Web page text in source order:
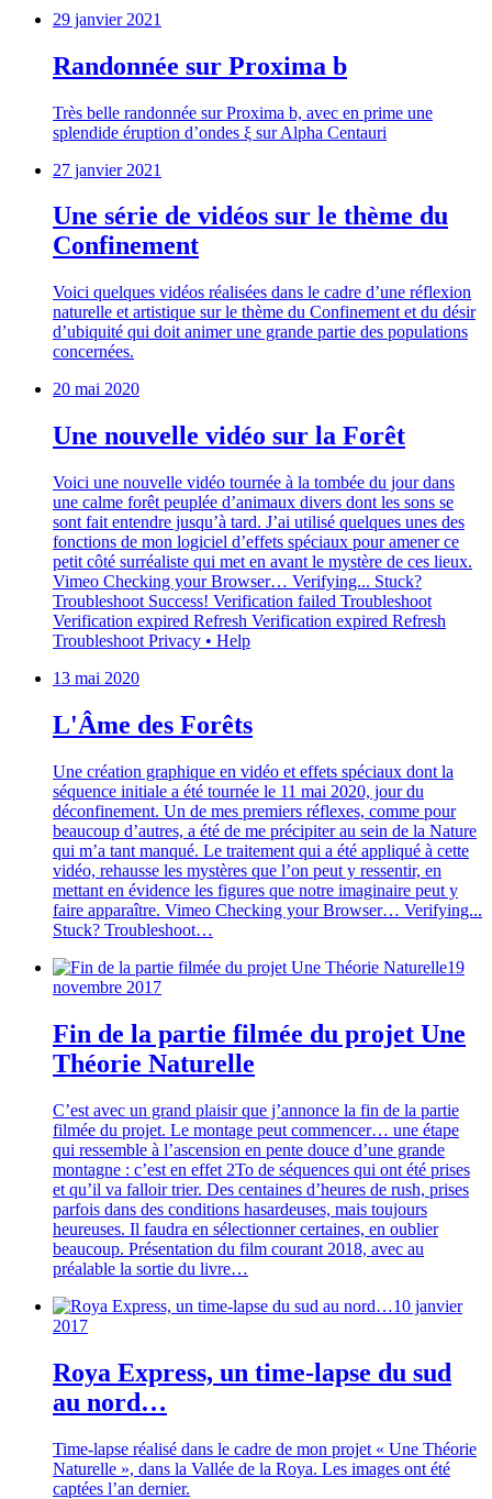
29 janvier 2021
Randonnée sur Proxima b
Très belle randonnée sur Proxima b, avec en prime une
splendide éruption d’ondes ξ sur Alpha Centauri
27 janvier 2021
Une série de vidéos sur le thème du
Confinement
Voici quelques vidéos réalisées dans le cadre d’une réflexion
naturelle et artistique sur le thème du Confinement et du désir
d’ubiquité qui doit animer une grande partie des populations
concernées.
20 mai 2020
Une nouvelle vidéo sur la Forêt
Voici une nouvelle vidéo tournée à la tombée du jour dans
une calme forêt peuplée d’animaux divers dont les sons se
sont fait entendre jusqu’à tard. J’ai utilisé quelques unes des
fonctions de mon logiciel d’effets spéciaux pour amener ce
petit côté surréaliste qui met en avant le mystère de ces lieux.
Vimeo Checking your Browser… Verifying... Stuck?
Troubleshoot Success! Verification failed Troubleshoot
Verification expired Refresh Verification expired Refresh
Troubleshoot Privacy • Help
13 mai 2020
L'Âme des Forêts
Une création graphique en vidéo et effets spéciaux dont la
séquence initiale a été tournée le 11 mai 2020, jour du
déconfinement. Un de mes premiers réflexes, comme pour
beaucoup d’autres, a été de me précipiter au sein de la Nature
qui m’a tant manqué. Le traitement qui a été appliqué à cette
vidéo, rehausse les mystères que l’on peut y ressentir, en
mettant en évidence les figures que notre imaginaire peut y
faire apparaître. Vimeo Checking your Browser… Verifying...
Stuck? Troubleshoot…
19
novembre 2017
Fin de la partie filmée du projet Une
Théorie Naturelle
C’est avec un grand plaisir que j’annonce la fin de la partie
filmée du projet. Le montage peut commencer… une étape
qui ressemble à l’ascension en pente douce d’une grande
montagne : c’est en effet 2To de séquences qui ont été prises
et qu’il va falloir trier. Des centaines d’heures de rush, prises
parfois dans des conditions hasardeuses, mais toujours
heureuses. Il faudra en sélectionner certaines, en oublier
beaucoup. Présentation du film courant 2018, avec au
préalable la sortie du livre…
10 janvier
2017
Roya Express, un time-lapse du sud
au nord…
Time-lapse réalisé dans le cadre de mon projet « Une Théorie
Naturelle », dans la Vallée de la Roya. Les images ont été
captées l’an dernier.